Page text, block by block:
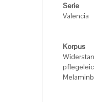
Serie
Valencia
Korpus